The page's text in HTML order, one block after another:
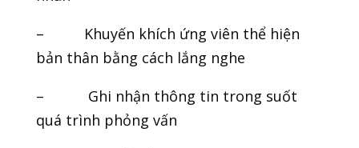
– Khuyến khích ứng viên thể hiện
bản thân bằng cách lắng nghe
– Ghi nhận thông tin trong suốt
quá trình phỏng vấn